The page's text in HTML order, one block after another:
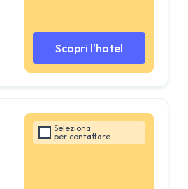
Scopri l'hotel
Seleziona
per contattare